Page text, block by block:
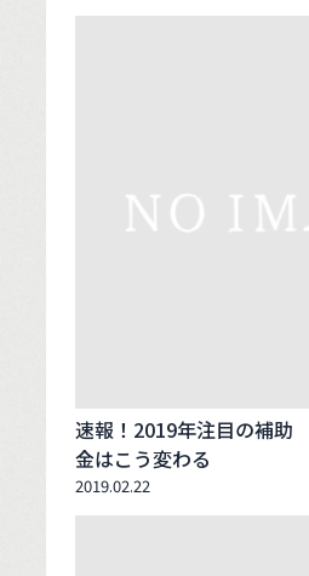
速報！2019年注目の補助
金はこう変わる
2019.02.22